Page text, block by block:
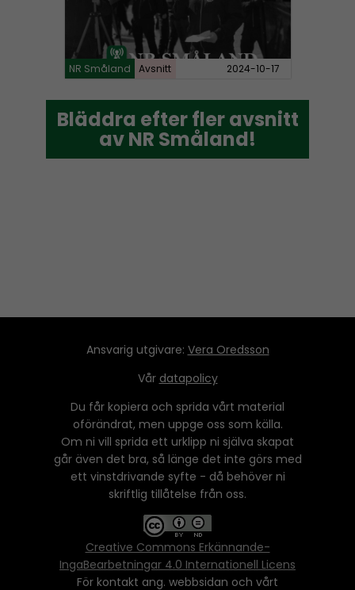
NR Småland Avsnitt 2024-10-17
Bläddra efter fler avsnitt
av NR Småland!
Bläddra efter fler avsnitt
av NR Småland!
Ansvarig utgivare: Vera Oredsson
Vår datapolicy
Du får kopiera och sprida vårt material
oförändrat, men uppge oss som källa.
Om ni vill sprida ett urklipp ni själva skapat
går även det bra, så länge det inte görs med
ett vinstdrivande syfte - då behöver ni
skriftlig tillåtelse från oss.
Creative Commons Erkännande-
IngaBearbetningar 4.0 Internationell Licens
För kontakt ang. webbsidan och vårt